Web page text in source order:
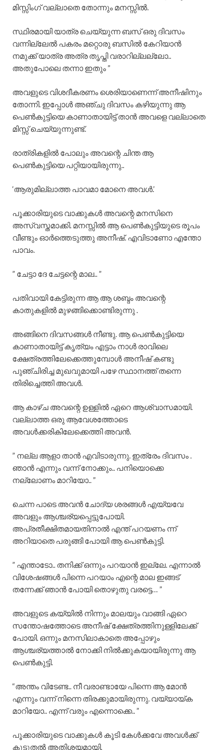
മിസ്സിംഗ്‌ വല്ലാതെ തോന്നും മനസ്സിൽ.
സ്ഥിരമായി യാത്ര ചെയ്യുന്ന ബസ് ഒരു ദിവസം
വന്നില്ലേൽ പകരം മറ്റൊരു ബസിൽ കേറിയാൻ
നമുക്ക് യാത്ര അത്ര തൃപ്തി വരാറില്ലല്ലോ..
അതുപോലെ തന്നാ ഇതും ”
അവളുടെ വിശദീകരണം ശെരിയാണെന്ന് അനീഷിനും
തോന്നി. ഇപ്പോൾ അഞ്ചു ദിവസം കഴിയുന്നു ആ
പെൺകുട്ടിയെ കാണാതായിട്ട് താൻ അവളെ വല്ലാതെ
മിസ്സ്‌ ചെയ്യുന്നുണ്ട്.
രാത്രികളിൽ പോലും അവന്റെ ചിന്ത ആ
പെൺകുട്ടിയെ പറ്റിയായിരുന്നു..
‘ആരുമില്ലാത്ത പാവമാ മോനെ അവൾ.’
പൂക്കാരിയുടെ വാക്കുകൾ അവന്റെ മനസിനെ
അസ്വസ്തമാക്കി. മനസ്സിൽ ആ പെൺകുട്ടിയുടെ രൂപം
വീണ്ടും ഓർത്തെടുത്തു അനീഷ്. എവിടാണോ എന്തോ
പാവം.
” ചേട്ടാ ദേ ചേട്ടന്റെ മാല.. ”
പതിവായി കേട്ടിരുന്ന ആ ആ ശബ്ദം അവന്റെ
കാതുകളിൽ മുഴങ്ങിക്കൊണ്ടിരുന്നു .
അങ്ങിനെ ദിവസങ്ങൾ നീണ്ടു. ആ പെൺകുട്ടിയെ
കാണാതായിട്ട് കൃത്യം എട്ടാം നാൾ രാവിലെ
ക്ഷേത്രത്തിലേക്കെത്തുമ്പോൾ അനീഷ് കണ്ടു
പുഞ്ചിരിച്ച മുഖവുമായി പഴേ സ്ഥാനത്ത് തന്നെ
തിരിച്ചെത്തി അവൾ.
ആ കാഴ്ച അവന്റെ ഉള്ളിൽ ഏറെ ആശ്വാസമായി.
വല്ലാത്ത ഒരു ആവേശത്തോടെ
അവൾക്കരികിലേക്കെത്തി അവൻ.
” നല്ല ആളാ താൻ എവിടാരുന്നു. ഇത്രേം ദിവസം .
ഞാൻ എന്നും വന്ന് നോക്കും.. പനിയൊക്കെ
നല്ലോണം മാറിയോ.. ”
ചെന്ന പാടെ അവൻ ചോദ്യ ശരങ്ങൾ എയ്യവേ
അവളും ആശ്ചര്യപ്പെട്ടുപോയി.
അപ്രതീക്ഷിതമായതിനാൽ എന്ത് പറയണം ന്ന്
അറിയാതെ പരുങ്ങി പോയി ആ പെൺകുട്ടി.
” എന്താടോ.. തനിക്ക് ഒന്നും പറയാൻ ഇല്ലേ. എന്നാൽ
വിശേഷങ്ങൾ പിന്നെ പറയാം എന്റെ മാല ഇങ്ങട്
തന്നേക്ക് ഞാൻ പോയി തൊഴുതു വരട്ടെ… ”
അവളുടെ കയ്യിൽ നിന്നും മാലയും വാങ്ങി ഏറെ
സന്തോഷത്തോടെ അനീഷ് ക്ഷേത്രത്തിനുള്ളിലേക്ക്
പോയി. ഒന്നും മനസിലാകാതെ അപ്പോഴും
ആശ്ചര്യത്താൽ നോക്കി നിൽക്കുകയായിരുന്നു ആ
പെൺകുട്ടി.
“അന്തം വിടേണ്ട.. നീ വരാണ്ടായേ പിന്നെ ആ മോൻ
എന്നും വന്ന് നിന്നെ തിരക്കുമായിരുന്നു. വയ്യായ്ക
മാറിയോ.. എന്ന് വരും എന്നൊക്കെ.. ”
പൂക്കാരിയുടെ വാക്കുകൾ കൂടി കേൾക്കവേ അവൾക്ക്
കൂടുതൽ അതിശയമായി.